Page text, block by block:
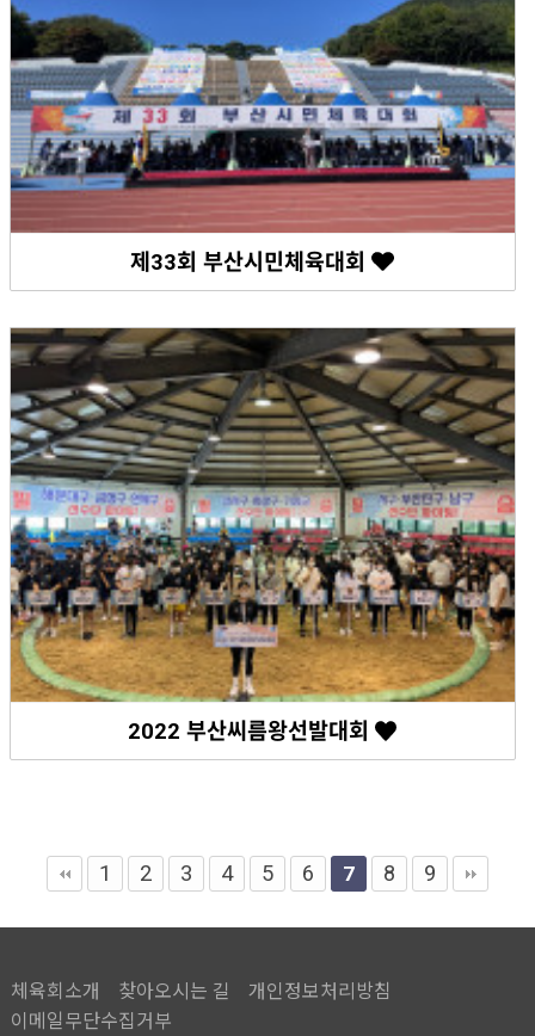
제33회 부산시민체육대회
2022 부산씨름왕선발대회
1 2 3 4 5 6 7 8 9
체육회소개 찾아오시는 길
개인정보처리방침
이메일무단수집거부